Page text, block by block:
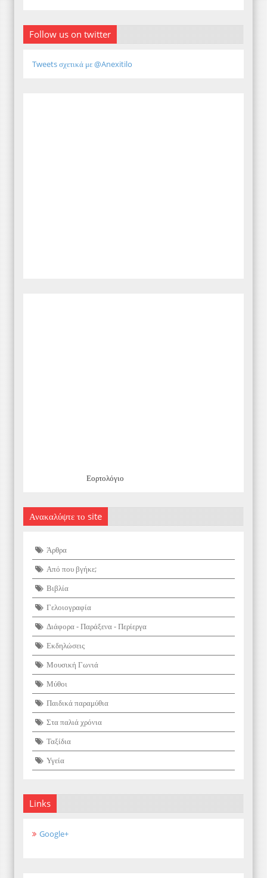
Follow us on twitter
Tweets σχετικά με @Anexitilo
Εορτολόγιο
Ανακαλύψτε το site
Άρθρα
Από που βγήκε;
Βιβλία
Γελοιογραφία
Διάφορα - Παράξενα - Περίεργα
Εκδηλώσεις
Μουσική Γωνιά
Μύθοι
Παιδικά παραμύθια
Στα παλιά χρόνια
Ταξίδια
Υγεία
Links
Google+